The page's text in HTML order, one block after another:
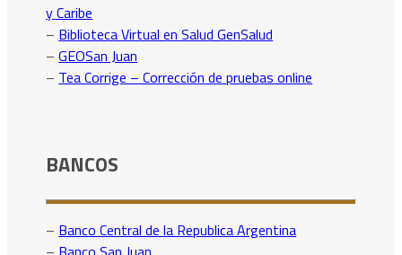
y Caribe
– Biblioteca Virtual en Salud GenSalud
–GEOSan Juan
– Tea Corrige – Corrección de pruebas online
BANCOS
– Banco Central de la Republica Argentina